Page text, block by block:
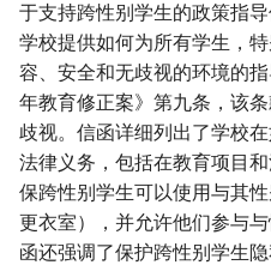
于支持跨性别学生的政策指
学校提供如何为所有学生，
容、安全和无歧视的环境的
年教育修正案》第九条，该
歧视。信函详细列出了学校
法律义务，包括在教育项目
保跨性别学生可以使用与其
更衣室），并允许他们参与
函还强调了保护跨性别学生